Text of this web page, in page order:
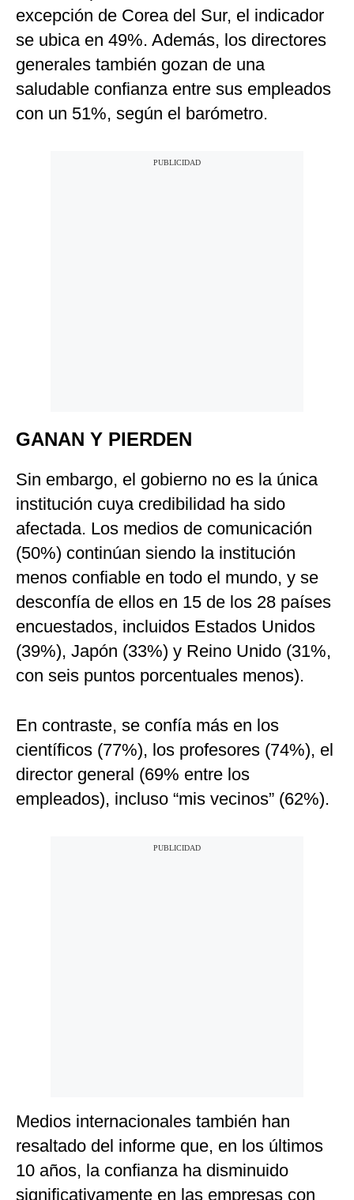
excepción de Corea del Sur, el indicador
se ubica en 49%. Además, los directores
generales también gozan de una
saludable confianza entre sus empleados
con un 51%, según el barómetro.
GANAN Y PIERDEN
Sin embargo, el gobierno no es la única
institución cuya credibilidad ha sido
afectada. Los medios de comunicación
(50%) continúan siendo la institución
menos confiable en todo el mundo, y se
desconfía de ellos en 15 de los 28 países
encuestados, incluidos Estados Unidos
(39%), Japón (33%) y Reino Unido (31%,
con seis puntos porcentuales menos).
En contraste, se confía más en los
científicos (77%), los profesores (74%), el
director general (69% entre los
empleados), incluso “mis vecinos” (62%).
Medios internacionales también han
resaltado del informe que, en los últimos
10 años, la confianza ha disminuido
significativamente en las empresas con